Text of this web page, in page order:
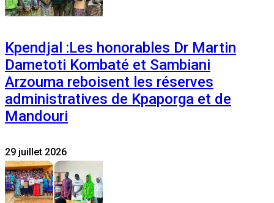
Kpendjal :Les honorables Dr Martin
Dametoti Kombaté et Sambiani
Arzouma reboisent les réserves
administratives de Kpaporga et de
Mandouri
29 juillet 2026